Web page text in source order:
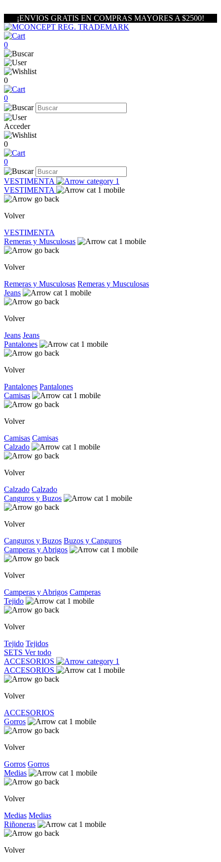
¡ENVIOS GRATIS EN COMPRAS MAYORES A $2500!
0
0
0
Acceder
0
0
VESTIMENTA
VESTIMENTA
Volver
VESTIMENTA
Remeras y Musculosas
Volver
Remeras y Musculosas Remeras y Musculosas
Jeans
Volver
Jeans Jeans
Pantalones
Volver
Pantalones Pantalones
Camisas
Volver
Camisas Camisas
Calzado
Volver
Calzado Calzado
Canguros y Buzos
Volver
Canguros y Buzos Buzos y Canguros
Camperas y Abrigos
Volver
Camperas y Abrigos Camperas
Tejido
Volver
Tejido Tejidos
SETS Ver todo
ACCESORIOS
ACCESORIOS
Volver
ACCESORIOS
Gorros
Volver
Gorros Gorros
Medias
Volver
Medias Medias
Riñoneras
Volver